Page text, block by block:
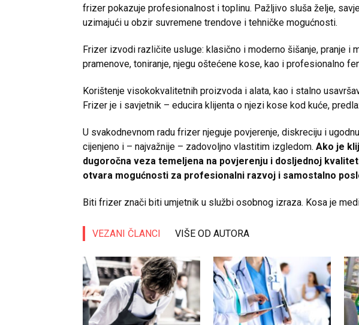
frizer pokazuje profesionalnost i toplinu. Pažljivo sluša želje,
uzimajući u obzir suvremene trendove i tehničke mogućnosti.
Frizer izvodi različite usluge: klasično i moderno šišanje, pranje i
pramenove, toniranje, njegu oštećene kose, kao i profesionalno
Korištenje visokokvalitetnih proizvoda i alata, kao i stalno
Frizer je i savjetnik – educira klijenta o njezi kose kod kuće,
U svakodnevnom radu frizer njeguje povjerenje, diskreciju i
cijenjeno i – najvažnije – zadovoljno vlastitim izgledom. Ako je
dugoročna veza temeljena na povjerenju i dosljednoj
otvara mogućnosti za profesionalni razvoj i samostalno
Biti frizer znači biti umjetnik u službi osobnog izraza. Kosa je
VEZANI ČLANCI VIŠE OD AUTORA